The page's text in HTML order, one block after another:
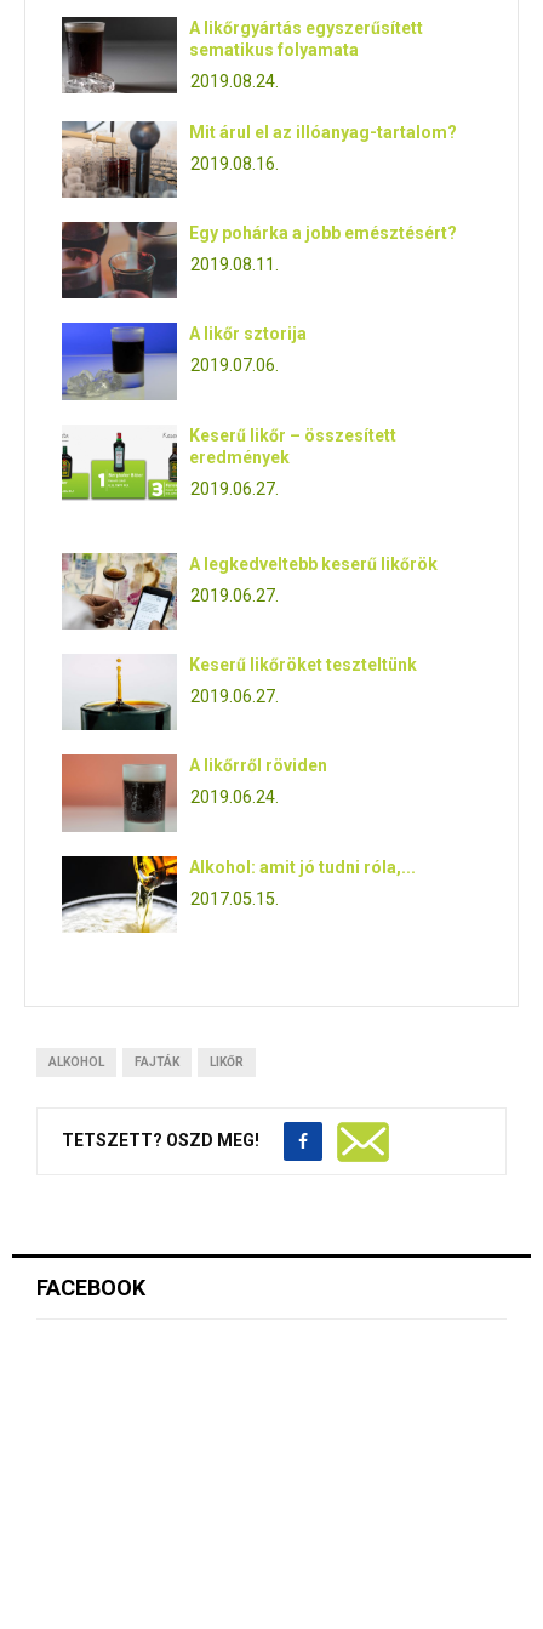
A likőrgyártás egyszerűsített
sematikus folyamata
2019.08.24.
Mit árul el az illóanyag-tartalom?
2019.08.16.
Egy pohárka a jobb emésztésért?
2019.08.11.
A likőr sztorija
2019.07.06.
Keserű likőr – összesített
eredmények
2019.06.27.
A legkedveltebb keserű likőrök
2019.06.27.
Keserű likőröket teszteltünk
2019.06.27.
A likőrről röviden
2019.06.24.
Alkohol: amit jó tudni róla,...
2017.05.15.
ALKOHOL FAJTÁK LIKŐR
TETSZETT? OSZD MEG!
FACEBOOK